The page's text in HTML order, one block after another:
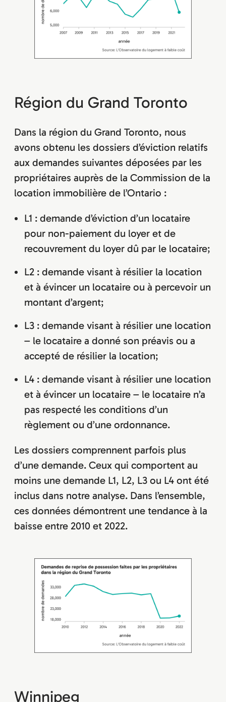
Région du Grand Toronto
Dans la région du Grand Toronto, nous
avons obtenu les dossiers d’éviction relatifs
aux demandes suivantes déposées par les
propriétaires auprès de la Commission de la
location immobilière de l’Ontario :
L1 : demande d’éviction d’un locataire
pour non-paiement du loyer et de
recouvrement du loyer dû par le locataire;
L2 : demande visant à résilier la location
et à évincer un locataire ou à percevoir un
montant d’argent;
L3 : demande visant à résilier une location
– le locataire a donné son préavis ou a
accepté de résilier la location;
L4 : demande visant à résilier une location
et à évincer un locataire – le locataire n’a
pas respecté les conditions d’un
règlement ou d’une ordonnance.
Les dossiers comprennent parfois plus
d’une demande. Ceux qui comportent au
moins une demande L1, L2, L3 ou L4 ont été
inclus dans notre analyse. Dans l’ensemble,
ces données démontrent une tendance à la
baisse entre 2010 et 2022.
Winnipeg